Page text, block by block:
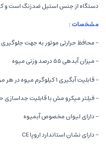
دستگاه از جنس استیل ضدزنگ است و
مشخصات :
- محافظ حرارتی موتور به جهت
- میزان آبدهی 55 درصد وزنی میوه
- قابلیت آبگیری 1 کیلوگرم میوه در هر مرتبه آبگیری
- فیلتر میکرو مش با قابلیت جداسازی
- دارای لیوان مخصوص آبمیوه
- دارای نشان استاندارد اروپا CE